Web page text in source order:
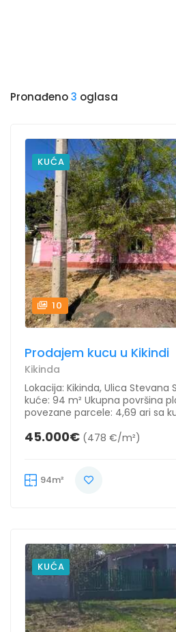
Pronađeno3 oglasa
KUĆA
10
Prodajem kucu u Kikindi
Kikinda
Lokacija: Kikinda, Ulica
kuće: 94 m² Ukupna površina
povezane parcele: 4,69 ari sa
45.000€ (478 €/m²)
94m²
KUĆA